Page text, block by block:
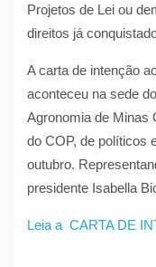
Projetos de Lei ou
direitos já
A carta de intenção
aconteceu na sede
Agronomia de Minas
do COP, de políticos
outubro.
presidente Isabella
Leia a CARTA DE